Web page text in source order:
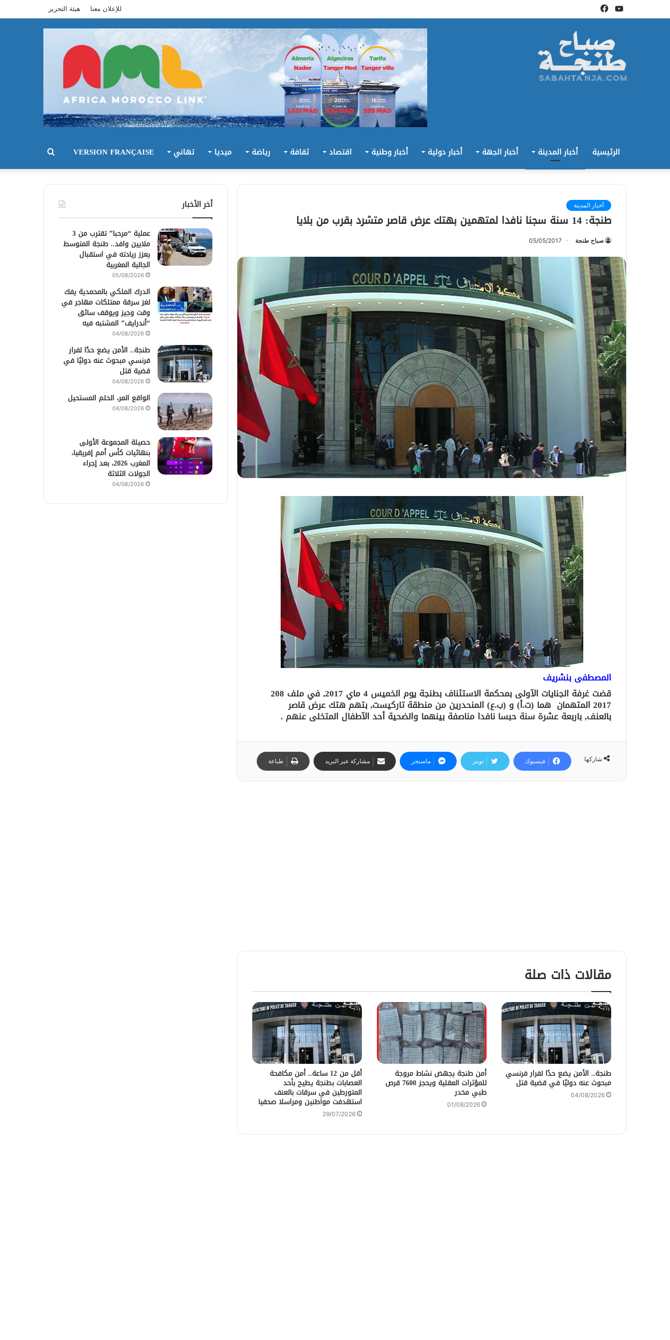
فيسبوكيوتيوب للإعلان معنا هيئة التحرير
الرئيسية أخبار المدينة أخبار الجهة أخبار دولية أخبار وطنية اقتصاد ثقافة رياضة ميديا تهاني VERSION FRANÇAISE بحث
أخبار المدينة
طنجة: 14 سنة سجنا نافدا لمتهمين بهتك عرض قاصر متشرد بقرب من بلايا
صباح طنجة 05/05/2017
المصطفى بنشريف
قضت غرفة الجنايات الآولى بمحكمة الاستئناف بطنجة يوم الخميس 4 ماي 2017, في ملف 208
2017 المتهمان هما (ت.أ) و (ب.ع) المنحدرين من منطقة تاركيست, بتهم هتك عرض قاصر
بالعنف, باربعة عشرة سنة حبسا نافدا مناصفة بينهما والضحية أحد الآطفال المتخلى عنهم .
شاركها فيسبوك تويتر ماسنجر مشاركة عبر البريد طباعة
مقالات ذات صلة
طنجة.. الأمن يضع حدًا لفرار فرنسي
مبحوث عنه دوليًا في قضية قتل
04/08/2026
أمن طنجة يجهض نشاط مروجة
للمؤثرات العقلية ويحجز 7600 قرص
طبي مخدر
01/08/2026
أقل من 12 ساعة.. أمن مكافحة
العصابات بطنجة يطيح بأحد
المتورطين في سرقات بالعنف
استهدفت مواطنين ومراسلا صحفيا
29/07/2026
أخر الأخبار
عملية “مرحبا” تقترب من 3
ملايين وافد.. طنجة المتوسط
يعزز ريادته في استقبال
الجالية المغربية
05/08/2026
الدرك الملكي بالمحمدية يفك
لغز سرقة ممتلكات مهاجر في
وقت وجيز ويوقف سائق
“أندرايف” المشتبه فيه
04/08/2026
طنجة.. الأمن يضع حدًا لفرار
فرنسي مبحوث عنه دوليًا في
قضية قتل
04/08/2026
الواقع المر، الحلم المستحيل
04/08/2026
حصيلة المجموعة الأولى
بنهائيات كأس أمم إفريقيا،
المغرب 2026، بعد إجراء
الجولات الثلاثة
04/08/2026